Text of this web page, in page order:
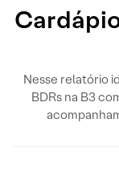
Nesse relatório
BDRs na B3